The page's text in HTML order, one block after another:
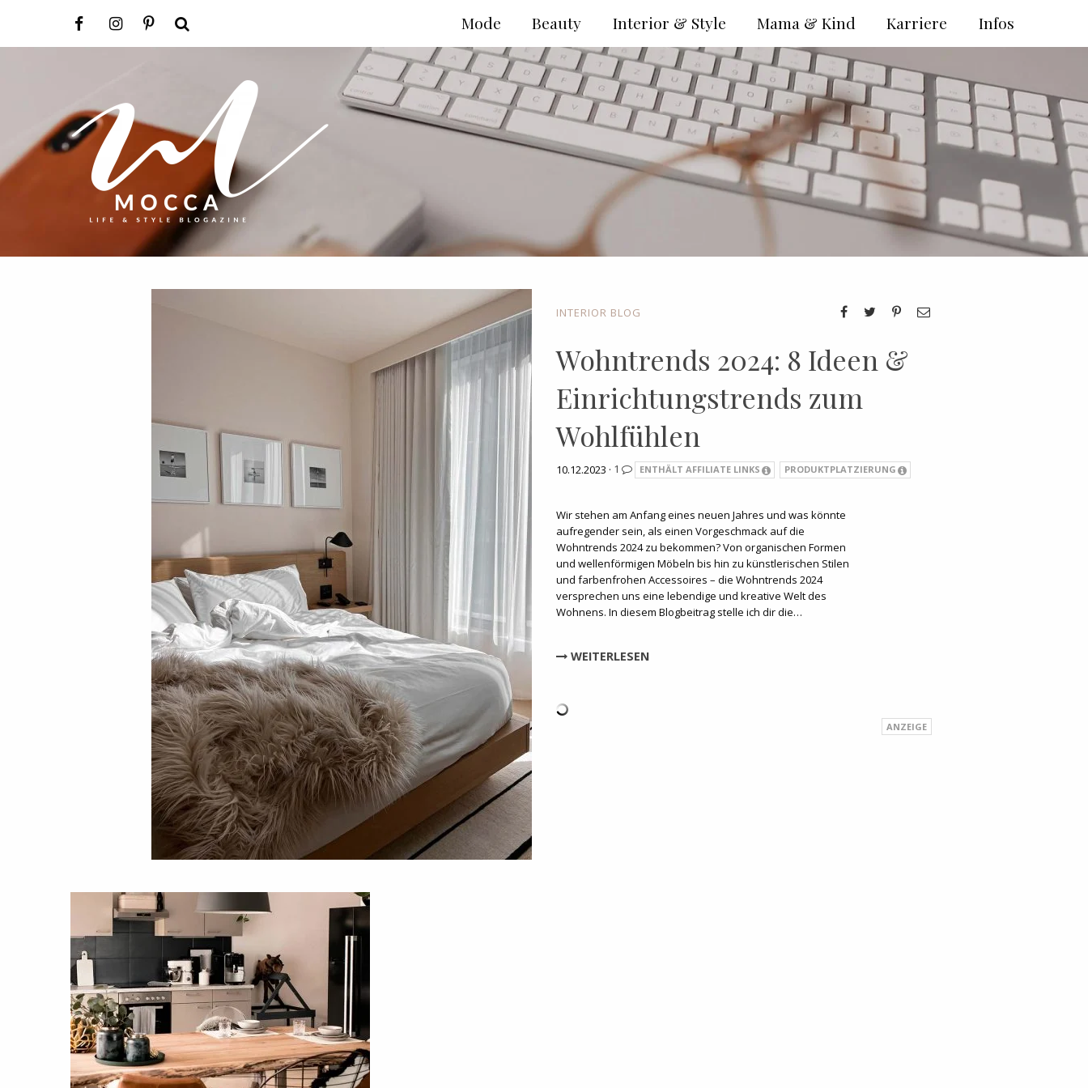
INTERIOR BLOG
Wohntrends 2024: 8 Ideen &
Einrichtungstrends zum
Wohlfühlen
10.12.2023 · 1 ENTHÄLT AFFILIATE LINKS PRODUKTPLATZIERUNG
Wir stehen am Anfang eines neuen Jahres und was könnte
aufregender sein, als einen Vorgeschmack auf die
Wohntrends 2024 zu bekommen? Von organischen Formen
und wellenförmigen Möbeln bis hin zu künstlerischen Stilen
und farbenfrohen Accessoires – die Wohntrends 2024
versprechen uns eine lebendige und kreative Welt des
Wohnens. In diesem Blogbeitrag stelle ich dir die…
WEITERLESEN
Infos
Karriere
Mama & Kind
Interior & Style
Beauty
Mode